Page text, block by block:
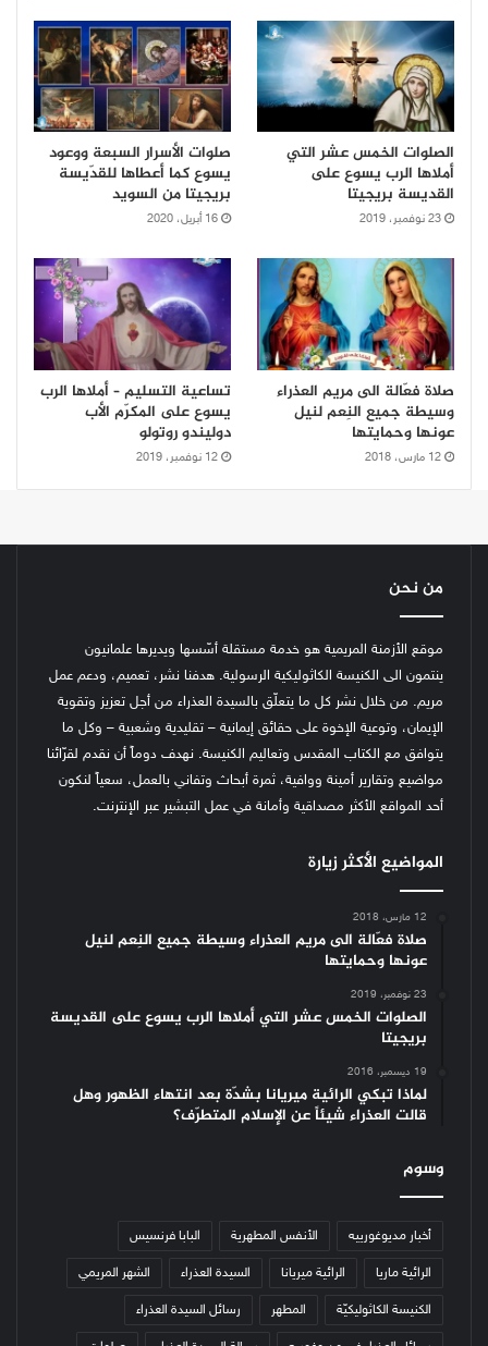
الصلوات الخمس عشر التي
أملاها الرب يسوع على
القديسة بريجيتا
23 نوفمبر، 2019
صلوات الأسرار السبعة ووعود
يسوع كما أعطاها للقدّيسة
بريجيتا من السويد
16 أبريل، 2020
صلاة فعّالة الى مريم العذراء
وسيطة جميع النِعم لنيل
عونها وحمايتها
12 مارس، 2018
تساعية التسليم – أملاها الرب
يسوع على المكرّم الأب
دوليندو روتولو
12 نوفمبر، 2019
من نحن
موقع الأزمنة المريمية هو خدمة مستقلة أسّسها ويديرها علمانيون
ينتمون الى الكنيسة الكاثوليكية الرسولية. هدفنا نشر، تعميم، ودعم عمل
مريم. من خلال نشر كل ما يتعلّق بالسيدة العذراء من أجل تعزيز وتقوية
الإيمان، وتوعية الإخوة على حقائق إيمانية – تقليدية وشعبية – وكل ما
يتوافق مع الكتاب المقدس وتعاليم الكنيسة. نهدف دوماً أن نقدم لقرّائنا
مواضيع وتقارير أمينة ووافية، ثمرة أبحاث وتفاني بالعمل، سعياً لنكون
أحد المواقع الأكثر مصداقية وأمانة في عمل التبشير عبر الإنترنت.
المواضيع الأكثر زيارة
12 مارس، 2018
صلاة فعّالة الى مريم العذراء وسيطة جميع النِعم لنيل
عونها وحمايتها
23 نوفمبر، 2019
الصلوات الخمس عشر التي أملاها الرب يسوع على القديسة
بريجيتا
19 ديسمبر، 2016
لماذا تبكي الرائية ميريانا بشدّة بعد انتهاء الظهور وهل
قالت العذراء شيئاً عن الإسلام المتطرّف؟
وسوم
أخبار مديوغورييه الأنفس المطهرية البابا فرنسيس
الرائية ماريا الرائية ميريانا السيدة العذراء الشهر المريمي
الكنيسة الكاثوليكيّة المطهر رسائل السيدة العذراء